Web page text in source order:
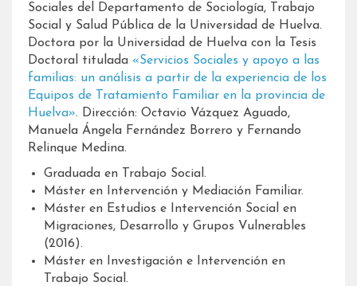
Sociales del Departamento de Sociología, Trabajo
Social y Salud Pública de la Universidad de Huelva.
Doctora por la Universidad de Huelva con la Tesis
Doctoral titulada «Servicios Sociales y apoyo a las
familias: un análisis a partir de la experiencia de los
Equipos de Tratamiento Familiar en la provincia de
Huelva». Dirección: Octavio Vázquez Aguado,
Manuela Ángela Fernández Borrero y Fernando
Relinque Medina.
Graduada en Trabajo Social.
Máster en Intervención y Mediación Familiar.
Máster en Estudios e Intervención Social en
Migraciones, Desarrollo y Grupos Vulnerables
(2016).
Máster en Investigación e Intervención en
Trabajo Social.